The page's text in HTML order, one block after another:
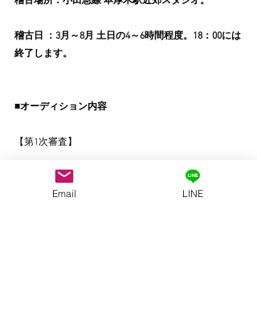
稽古日 ：3月～8月 土日の4～6時間程度。18：00には
終了します。
■オーディション内容
【第1次審査】
バストアップの写真1枚を添付して下記を記載してメ
ール送信してください。
Email LINE